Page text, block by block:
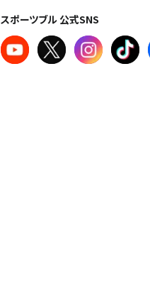
スポーツブル 公式SNS